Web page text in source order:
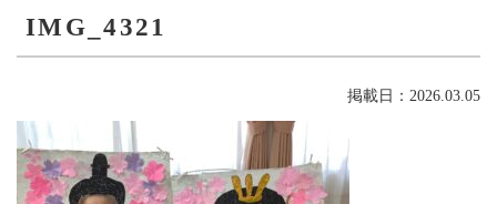
IMG_4321
掲載日：2026.03.05